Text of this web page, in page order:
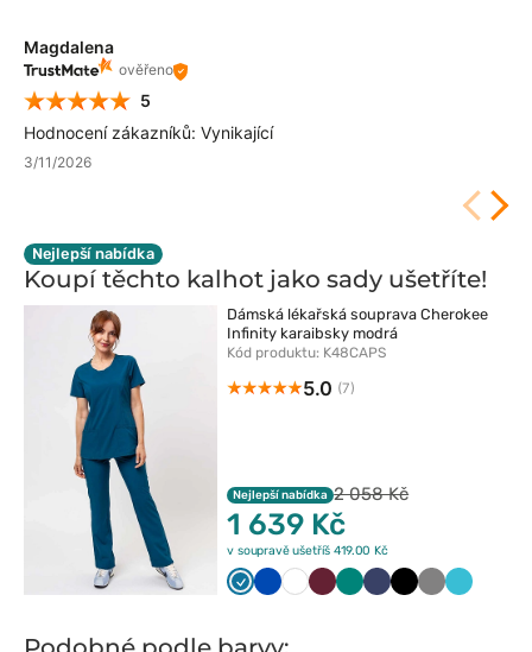
Magdalena
ověřeno
5
Hodnocení zákazníků: Vynikající
3/11/2026
Nejlepší nabídka
Koupí těchto kalhot jako sady ušetříte!
Dámská lékařská souprava Cherokee
Infinity karaibsky modrá
Kód produktu: K48CAPS
5.0 (7)
Nejlepší nabídka 2 058 Kč
1 639 Kč
v soupravě ušetříš 419.00 Kč
KaraibskiKrólewski
BiałyWiśniowy
ZielonyCiemnyCzarnySzaryMorski